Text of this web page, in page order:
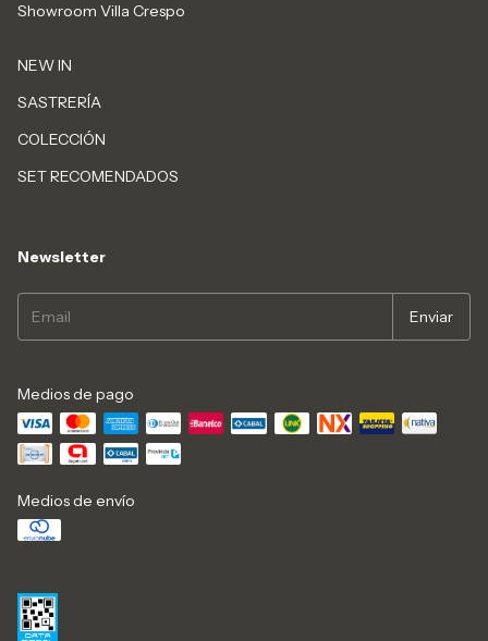
Showroom Villa Crespo
NEW IN
SASTRERÍA
COLECCIÓN
SET RECOMENDADOS
Newsletter
Medios de pago
Medios de envío